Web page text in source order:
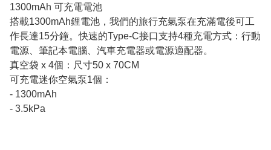
1300mAh 可充電電池
搭載1300mAh鋰電池，我們的旅行充氣泵在充滿電後可工
作長達15分鐘。快速的Type-C接口支持4種充電方式：行動
電源、筆記本電腦、汽車充電器或電源適配器。
真空袋 x 4個：尺寸50 x 70CM
可充電迷你空氣泵1個：
- 1300mAh
- 3.5kPa